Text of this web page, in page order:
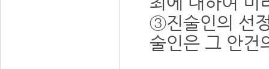
③진술인의 선
술인은 그 안건